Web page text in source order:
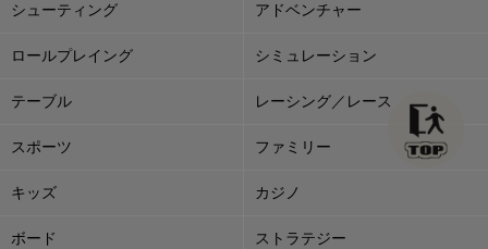
シューティング アドベンチャー
ロールプレイング シミュレーション
テーブル レーシング／レース
スポーツ ファミリー
キッズ カジノ
ボード ストラテジー